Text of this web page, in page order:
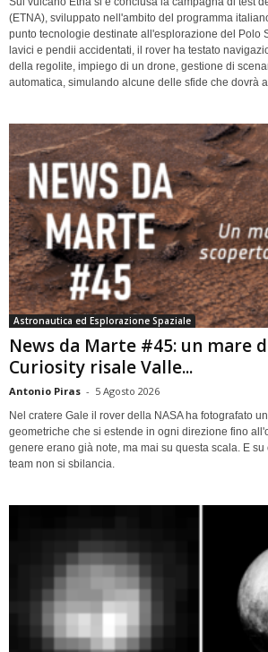
(ETNA), sviluppato nell'ambito del programma
punto tecnologie destinate all'esplorazione del Polo
lavici e pendii accidentati, il rover ha testato
della regolite, impiego di un drone, gestione di
automatica, simulando alcune delle sfide che dovrà
Astronautica ed Esplorazione Spaziale
News da Marte #45: un mare
Curiosity risale Valle...
Antonio Piras - 5 Agosto 2026
Nel cratere Gale il rover della NASA ha fotografato
geometriche che si estende in ogni direzione fino
genere erano già note, ma mai su questa scala. E
team non si sbilancia.